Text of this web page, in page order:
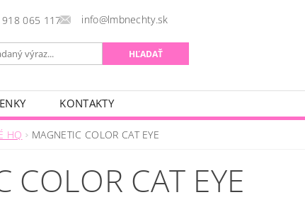
918 065 117 info@lmbnechty.sk
KONTAKTY
HQ MAGNETIC COLOR CAT EYE
COLOR CAT EYE